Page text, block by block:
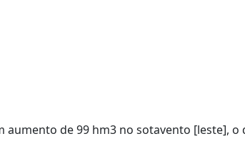
de 99 hm3 no sotavento [leste], o